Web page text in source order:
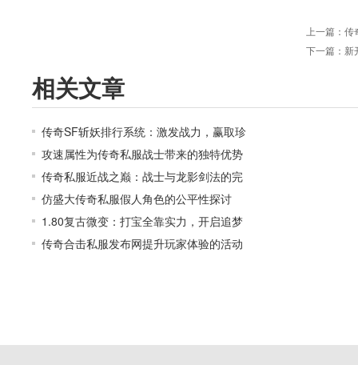
上一篇： 传
下一篇： 新
相关文章
传奇SF斩妖排行系统：激发战力，赢取珍
攻速属性为传奇私服战士带来的独特优势
传奇私服近战之巅：战士与龙影剑法的完
仿盛大传奇私服假人角色的公平性探讨
1.80复古微变：打宝全靠实力，开启追梦
传奇合击私服发布网提升玩家体验的活动